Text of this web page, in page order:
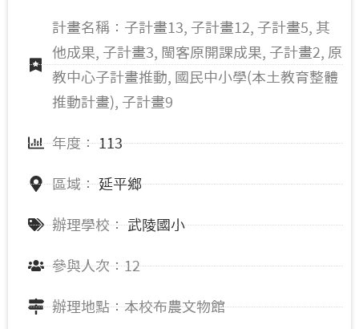
計畫名稱：子計畫13, 子計畫12, 子計畫5, 其
他成果, 子計畫3, 閩客原開課成果, 子計畫2, 原
教中心子計畫推動, 國民中小學(本土教育整體
推動計畫), 子計畫9
年度： 113
區域： 延平鄉
辦理學校： 武陵國小
參與人次：12
辦理地點：本校布農文物館